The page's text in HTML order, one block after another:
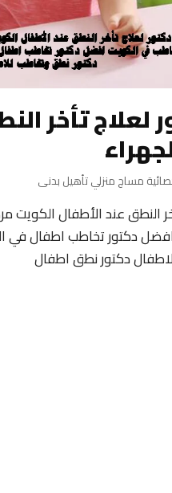
لعلاج تأخر
مساج منزلي تأهيل بدنى
النطق عند الأطفال الكويت
دكتور تخاطب اطفال في
دكتور نطق اطفال